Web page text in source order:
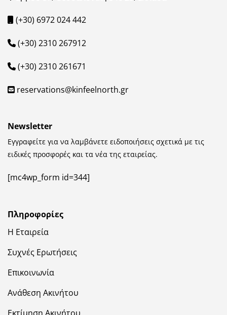
(+30) 6972 024 442
(+30) 2310 267912
(+30) 2310 261671
reservations@kinfeelnorth.gr
Πληροφορίες
Η Εταιρεία
Συχνές Ερωτήσεις
Επικοινωνία
Ανάθεση Ακινήτου
Newsletter
Εγγραφείτε για να λαμβάνετε ειδοποιήσεις σχετικά με τις
ειδικές προσφορές και τα νέα της εταιρείας.
[mc4wp_form id=344]